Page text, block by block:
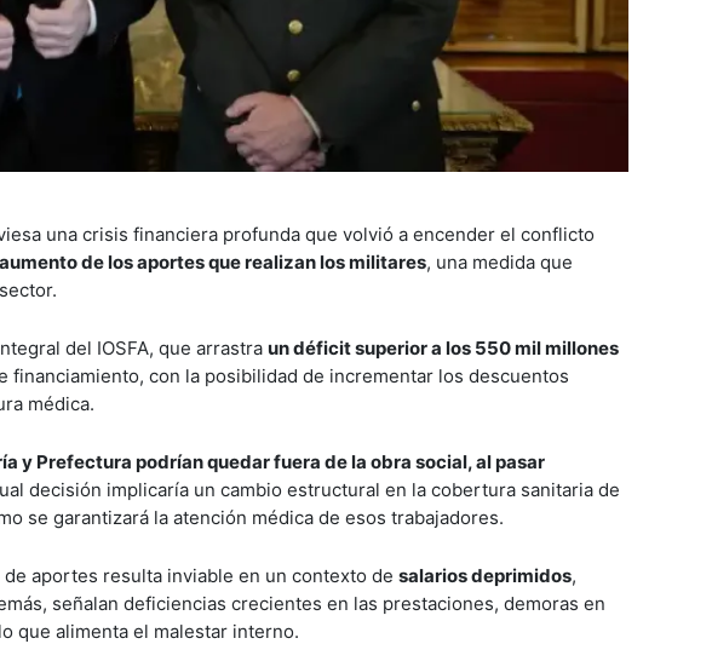
una crisis financiera profunda que volvió a encender el conflicto
de los aportes que realizan los militares, una medida que
del IOSFA, que arrastra un déficit superior a los 550 mil millones
financiamiento, con la posibilidad de incrementar los descuentos
médica.
y Prefectura podrían quedar fuera de la obra social, al pasar
decisión implicaría un cambio estructural en la cobertura sanitaria de
se garantizará la atención médica de esos trabajadores.
aportes resulta inviable en un contexto de salarios deprimidos,
señalan deficiencias crecientes en las prestaciones, demoras en
que alimenta el malestar interno.